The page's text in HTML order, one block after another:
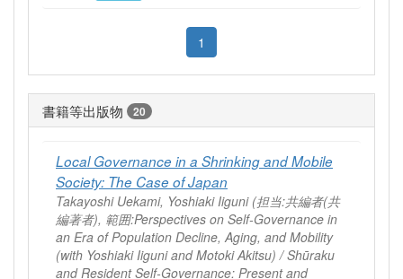
1
書籍等出版物 20
Local Governance in a Shrinking and Mobile
Society: The Case of Japan
Takayoshi Uekami, Yoshiaki Iiguni (担当:共編者(共
編著者), 範囲:Perspectives on Self-Governance in
an Era of Population Decline, Aging, and Mobility
(with Yoshiaki Iiguni and Motoki Akitsu) / Shūraku
and Resident Self-Governance: Present and